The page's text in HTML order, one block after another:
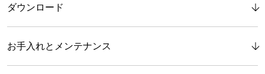
ダウンロード
お手入れとメンテナンス